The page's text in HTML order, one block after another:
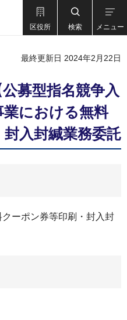
区役所 検索 メニュー
最終更新日 2024年2月22日
公募型指名競争入
における無料
入封緘業務委託
ーポン券等印刷・封入封